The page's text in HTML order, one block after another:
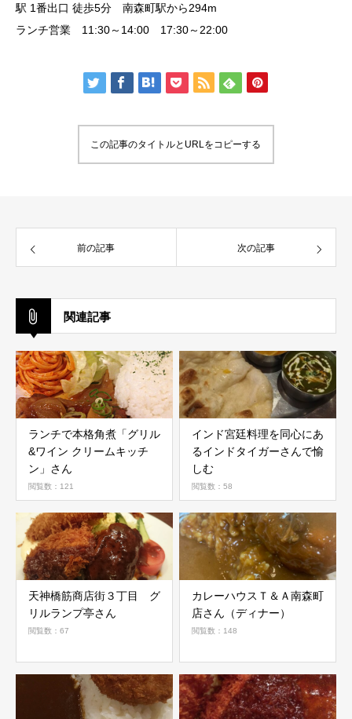
駅 1番出口 徒歩5分 南森町駅から294m
ランチ営業 11:30～14:00 17:30～22:00
この記事のタイトルとURLをコピーする
前の記事 次の記事
関連記事
ランチで本格角煮「グリル
&ワイン クリームキッチ
ン」さん
閲覧数：121
インド宮廷料理を同心にあ
るインドタイガーさんで愉
しむ
閲覧数：58
天神橋筋商店街３丁目 グ
リルランプ亭さん
閲覧数：67
カレーハウスＴ＆Ａ南森町
店さん（ディナー）
閲覧数：148